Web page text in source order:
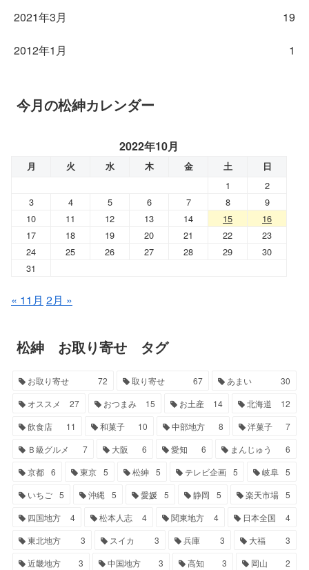
2021年3月 19
2012年1月 1
今月の松紳カレンダー
2022年10月
月 火 水 木 金 土 日
1
2
3
4 5 6 7 8
9
10
11 12 13 14 15
16
17
18 19 20 21 22
23
24
25 26 27 28 29
30
31
« 11月 2月 »
松紳 お取り寄せ タグ
お取り寄せ 72 取り寄せ 67 あまい
30
オススメ
27 おつまみ 15 お土産 14 北海道
12
飲食店
11 和菓子 10 中部地方 8 洋菓子
7
Ｂ級グルメ
7 大阪 6 愛知 6 まんじゅう
6
京都 6 東京 5 松紳 5 テレビ企画 5 岐阜 5
いちご 5 沖縄 5 愛媛 5 静岡 5 楽天市場 5
四国地方
4 松本人志 4 関東地方 4 日本全国
4
東北地方
3 スイカ 3 兵庫 3 大福
3
近畿地方
3 中国地方 3 高知 3 岡山
2